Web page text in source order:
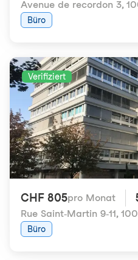
Avenue de recordon 3,
Büro
Verifiziert
CHF 805pro Monat
Rue Saint-Martin 9-11,
Büro